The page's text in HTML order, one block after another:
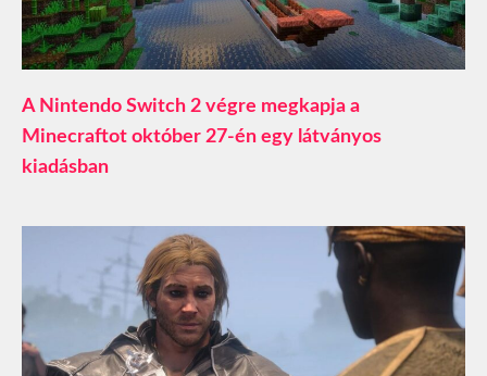
A Nintendo Switch 2 végre megkapja a
Minecraftot október 27-én egy látványos
kiadásban